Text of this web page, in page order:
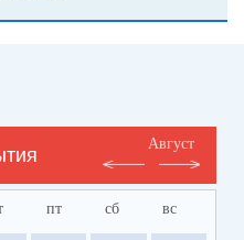
Август
пт сб вс